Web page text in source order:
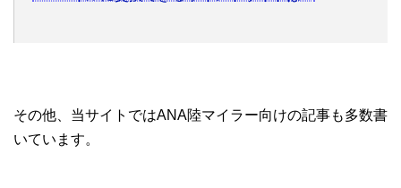
その他、当サイトではANA陸マイラー向けの記事も多数書
いています。